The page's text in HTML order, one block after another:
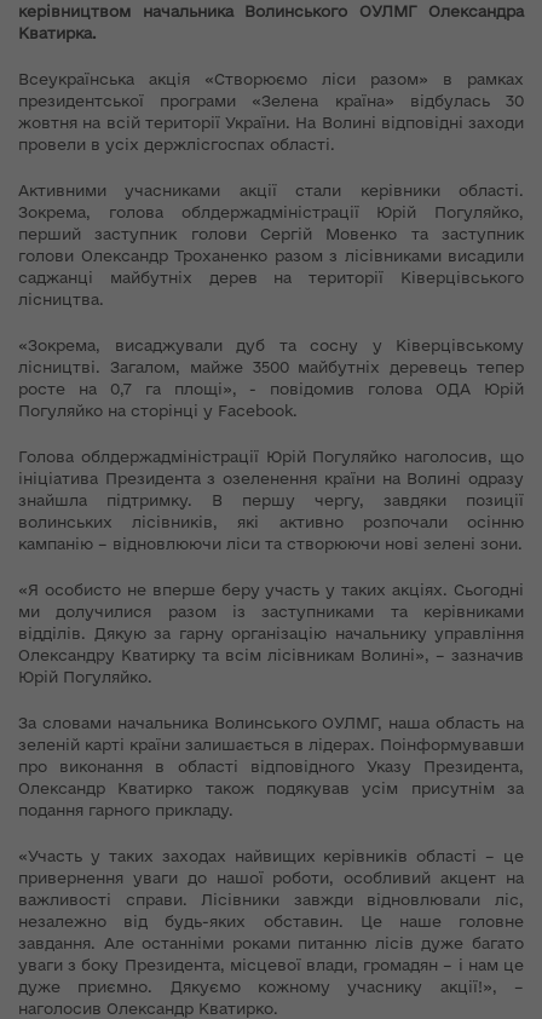
керівництвом начальника Волинського ОУЛМГ Олександра
Кватирка.
Всеукраїнська акція «Створюємо ліси разом» в рамках
президентської програми «Зелена країна» відбулась 30
жовтня на всій території України. На Волині відповідні заходи
провели в усіх держлісгоспах області.
Активними учасниками акції стали керівники області.
Зокрема, голова облдержадміністрації Юрій Погуляйко,
перший заступник голови Сергій Мовенко та заступник
голови Олександр Троханенко разом з лісівниками висадили
саджанці майбутніх дерев на території Ківерцівського
лісництва.
«Зокрема, висаджували дуб та сосну у Ківерцівському
лісництві. Загалом, майже 3500 майбутніх деревець тепер
росте на 0,7 га площі», - повідомив голова ОДА Юрій
Погуляйко на сторінці у Facebook.
Голова облдержадміністрації Юрій Погуляйко наголосив, що
ініціатива Президента з озеленення країни на Волині одразу
знайшла підтримку. В першу чергу, завдяки позиції
волинських лісівників, які активно розпочали осінню
кампанію – відновлюючи ліси та створюючи нові зелені зони.
«Я особисто не вперше беру участь у таких акціях. Сьогодні
ми долучилися разом із заступниками та керівниками
відділів. Дякую за гарну організацію начальнику управління
Олександру Кватирку та всім лісівникам Волині», – зазначив
Юрій Погуляйко.
За словами начальника Волинського ОУЛМГ, наша область на
зеленій карті країни залишається в лідерах. Поінформувавши
про виконання в області відповідного Указу Президента,
Олександр Кватирко також подякував усім присутнім за
подання гарного прикладу.
«Участь у таких заходах найвищих керівників області – це
привернення уваги до нашої роботи, особливий акцент на
важливості справи. Лісівники завжди відновлювали ліс,
незалежно від будь-яких обставин. Це наше головне
завдання. Але останніми роками питанню лісів дуже багато
уваги з боку Президента, місцевої влади, громадян – і нам це
дуже приємно. Дякуємо кожному учаснику акції!», –
наголосив Олександр Кватирко.